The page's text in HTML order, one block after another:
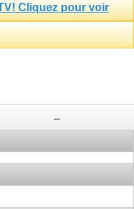
Cliquez pour voir
...